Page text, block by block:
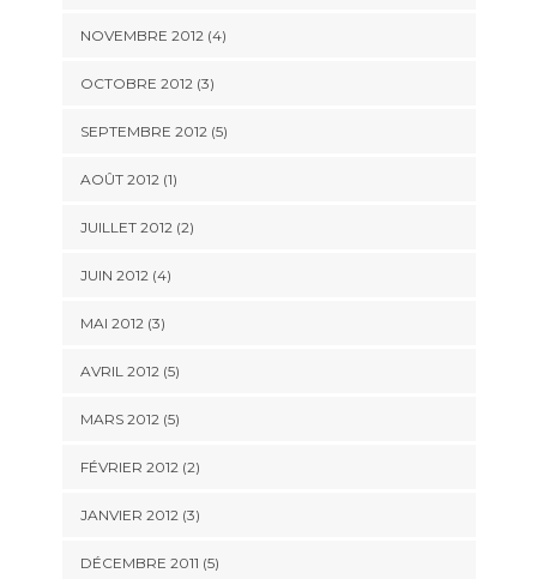
NOVEMBRE 2012(4)
OCTOBRE 2012(3)
SEPTEMBRE 2012(5)
AOÛT 2012(1)
JUILLET 2012(2)
JUIN 2012(4)
MAI 2012(3)
AVRIL 2012(5)
MARS 2012(5)
FÉVRIER 2012(2)
JANVIER 2012(3)
DÉCEMBRE 2011 (5)